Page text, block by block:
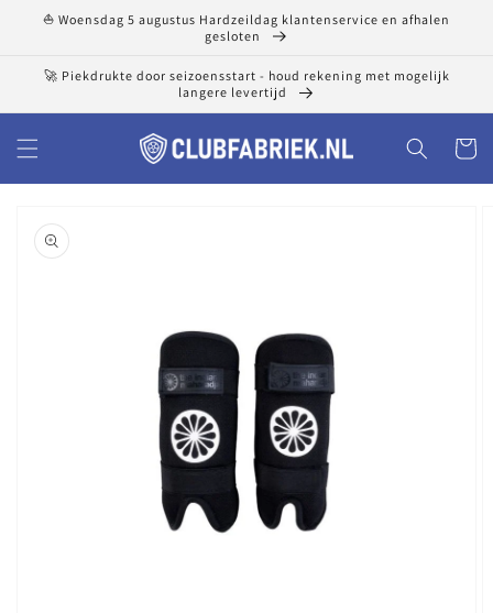
naar de
⛵ Woensdag 5 augustus Hardzeildag klantenservice en afhalen
gesloten
🚀 Piekdrukte door seizoensstart - houd rekening met mogelijk
langere levertijd
Uitgelichte
media
openen
in
galerieweergave